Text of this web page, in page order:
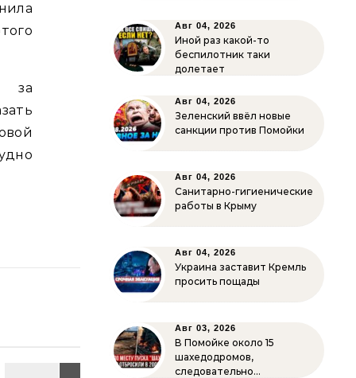
за
Авг 04, 2026
Иной раз какой-то
беспилотник таки
долетает
Авг 04, 2026
Зеленский ввёл новые
санкции против Помойки
Авг 04, 2026
Санитарно-гигиенические
работы в Крыму
Авг 04, 2026
Украина заставит Кремль
просить пощады
Авг 03, 2026
В Помойке около 15
шахедодромов,
следовательно…